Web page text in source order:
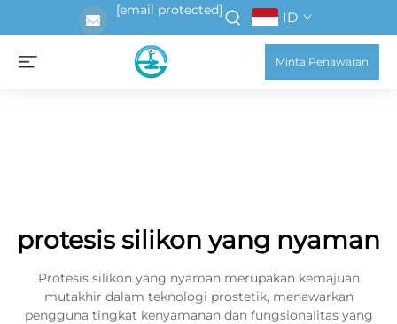
[email protected] ID
Minta Penawaran
protesis silikon yang nyaman
Protesis silikon yang nyaman merupakan kemajuan
mutakhir dalam teknologi prostetik, menawarkan
pengguna tingkat kenyamanan dan fungsionalitas yang